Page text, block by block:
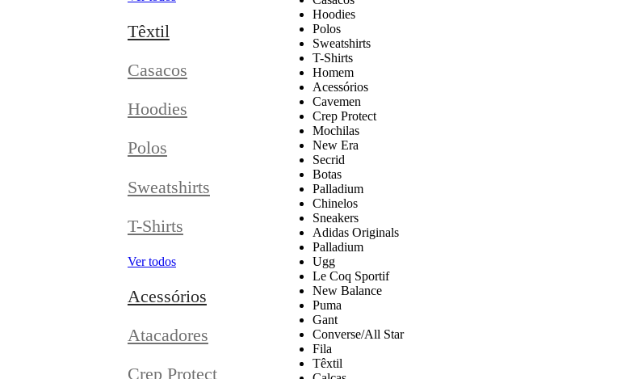
Têxtil
Casacos
Hoodies
Polos
Sweatshirts
T-Shirts
Ver todos
Acessórios
Atacadores
Crep Protect
Hoodies
Polos
Sweatshirts
T-Shirts
Homem
Acessórios
Cavemen
Crep Protect
Mochilas
New Era
Secrid
Botas
Palladium
Chinelos
Sneakers
Adidas Originals
Palladium
Ugg
Le Coq Sportif
New Balance
Puma
Gant
Converse/All Star
Fila
Têxtil